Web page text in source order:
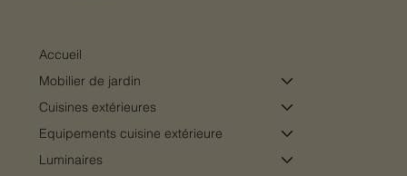
Accueil
Mobilier de jardin
Cuisines extérieures
Equipements cuisine extérieure
Luminaires